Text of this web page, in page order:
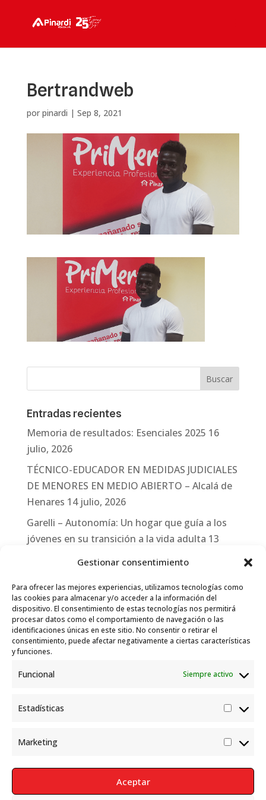
Gestionar consentimiento
Para ofrecer las mejores experiencias, utilizamos tecnologías como
las cookies para almacenar y/o acceder a la información del
dispositivo. El consentimiento de estas tecnologías nos permitirá
procesar datos como el comportamiento de navegación o las
identificaciones únicas en este sitio. No consentir o retirar el
consentimiento, puede afectar negativamente a ciertas características
y funciones.
Funcional Siempre activo
Estadísticas
Marketing
Aceptar
Bertrandweb
por pinardi | Sep 8, 2021
Entradas recientes
Memoria de resultados: Esenciales 2025 16
julio, 2026
TÉCNICO-EDUCADOR EN MEDIDAS JUDICIALES
DE MENORES EN MEDIO ABIERTO – Alcalá de
Henares 14 julio, 2026
Garelli – Autonomía: Un hogar que guía a los
jóvenes en su transición a la vida adulta 13
Garelli-Refugio: Acciones de empleo en el
marco del Sistema de Acogida de Protección
Internacional 10 julio, 2026